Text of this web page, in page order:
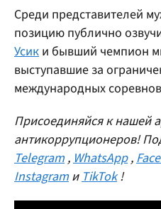
Среди представителей
позицию публично
Усик и бывший чемпион
выступавшие за
международных
Присоединяйся к нашей
антикоррупционеров!
Telegram ,WhatsApp ,
Instagram иTikTok !